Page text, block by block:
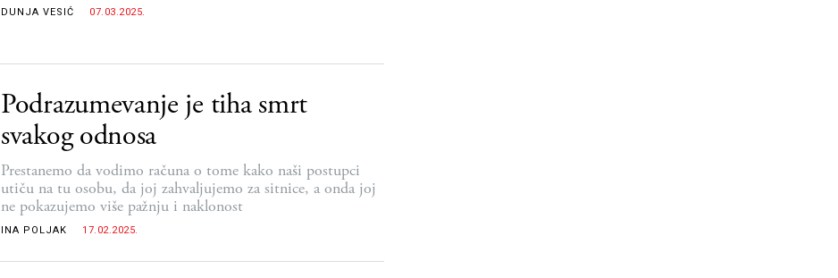
DUNJA VESIĆ 07.03.2025.
Podrazumevanje je tiha smrt
svakog odnosa
Prestanemo da vodimo računa o tome kako naši postupci
utiču na tu osobu, da joj zahvaljujemo za sitnice, a onda joj
ne pokazujemo više pažnju i naklonost
INA POLJAK 17.02.2025.